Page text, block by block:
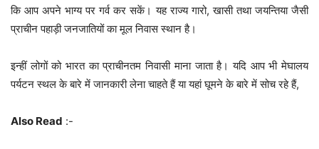
कि आप अपने भाग्य पर गर्व कर सकें। यह राज्य गारो, खासी तथा जयन्तिया जैसी
प्राचीन पहाड़ी जनजातियों का मूल निवास स्थान है।
इन्हीं लोगों को भारत का प्राचीनतम निवासी माना जाता है। यदि आप भी मेघालय
पर्यटन स्थल के बारे में जानकारी लेना चाहते हैं या यहां घूमने के बारे में सोच रहे हैं,
Also Read :-